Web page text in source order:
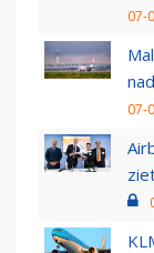
07-
07-